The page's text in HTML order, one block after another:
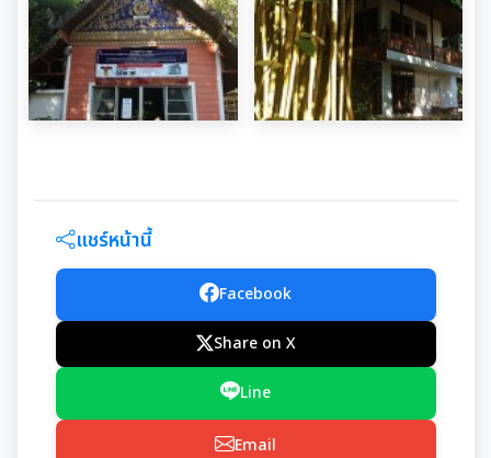
แชร์หน้านี้
Facebook
Share on X
Line
Email